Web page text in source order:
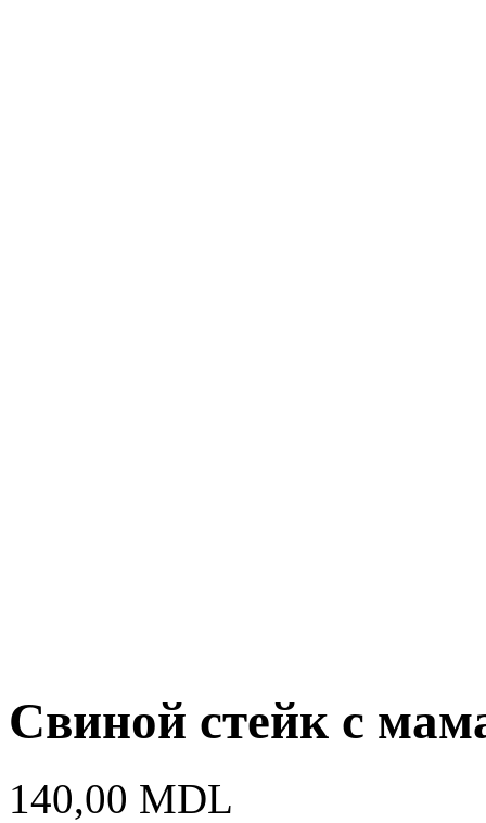
Cвиной стейк с
140,00 MDL